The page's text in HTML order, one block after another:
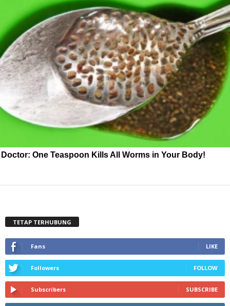
Doctor: One Teaspoon Kills All Worms in Your Body!
TETAP TERHUBUNG
Fans LIKE
Followers FOLLOW
Subscribers SUBSCRIBE